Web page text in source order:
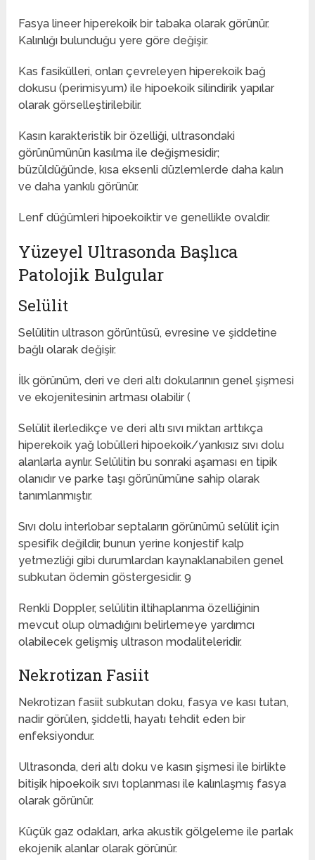
Fasya lineer hiperekoik bir tabaka olarak görünür.
Kalınlığı bulunduğu yere göre değişir.
Kas fasikülleri, onları çevreleyen hiperekoik bağ
dokusu (perimisyum) ile hipoekoik silindirik yapılar
olarak görselleştirilebilir.
Kasın karakteristik bir özelliği, ultrasondaki
görünümünün kasılma ile değişmesidir;
büzüldüğünde, kısa eksenli düzlemlerde daha kalın
ve daha yankılı görünür.
Lenf düğümleri hipoekoiktir ve genellikle ovaldir.
Yüzeyel Ultrasonda Başlıca
Patolojik Bulgular
Selülit
Selülitin ultrason görüntüsü, evresine ve şiddetine
bağlı olarak değişir.
İlk görünüm, deri ve deri altı dokularının genel şişmesi
ve ekojenitesinin artması olabilir (
Selülit ilerledikçe ve deri altı sıvı miktarı arttıkça
hiperekoik yağ lobülleri hipoekoik/yankısız sıvı dolu
alanlarla ayrılır. Selülitin bu sonraki aşaması en tipik
olanıdır ve parke taşı görünümüne sahip olarak
tanımlanmıştır.
Sıvı dolu interlobar septaların görünümü selülit için
spesifik değildir, bunun yerine konjestif kalp
yetmezliği gibi durumlardan kaynaklanabilen genel
subkutan ödemin göstergesidir. 9
Renkli Doppler, selülitin iltihaplanma özelliğinin
mevcut olup olmadığını belirlemeye yardımcı
olabilecek gelişmiş ultrason modaliteleridir.
Nekrotizan Fasiit
Nekrotizan fasiit subkutan doku, fasya ve kası tutan,
nadir görülen, şiddetli, hayatı tehdit eden bir
enfeksiyondur.
Ultrasonda, deri altı doku ve kasın şişmesi ile birlikte
bitişik hipoekoik sıvı toplanması ile kalınlaşmış fasya
olarak görünür.
Küçük gaz odakları, arka akustik gölgeleme ile parlak
ekojenik alanlar olarak görünür.